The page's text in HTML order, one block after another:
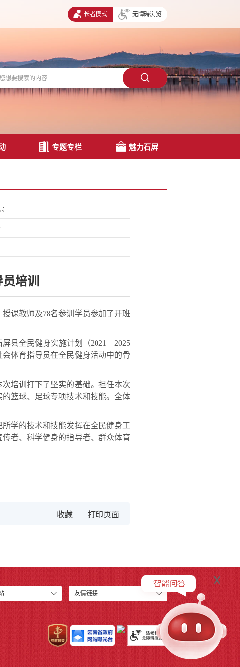
长者模式 无障碍浏览
专题专栏 魅力石屏
培训
课教师及78名参训学员参加了开班
县全民健身实施计划（2021—2025
体育指导员在全民健身活动中的骨
培训打下了坚实的基础。担任本次
篮球、足球专项技术和技能。全体
学的技术和技能发挥在全民健身工
者、科学健身的指导者、群众体育
收藏
友情链接
x